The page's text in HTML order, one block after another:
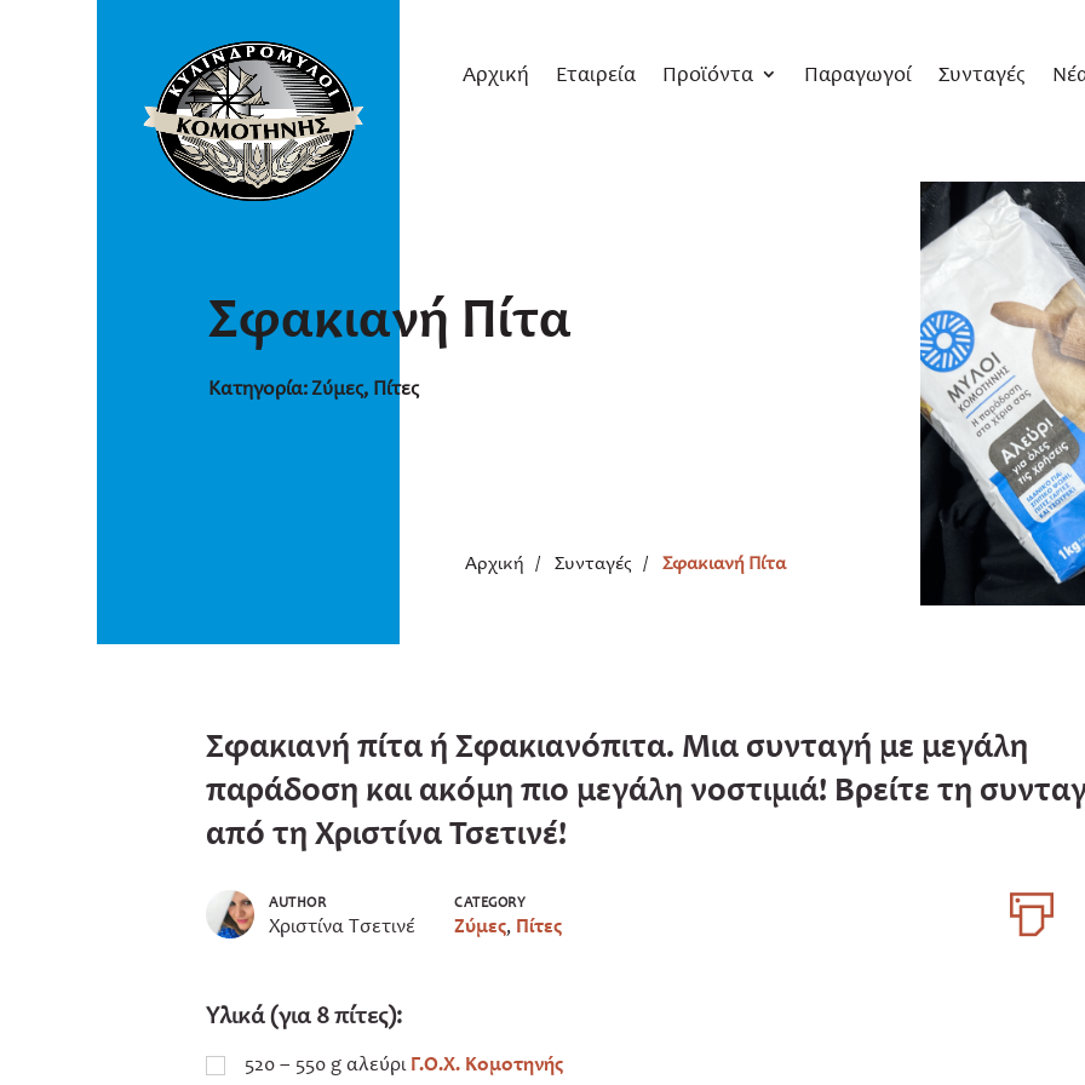
Αρχική Εταιρεία Προϊόντα Παραγωγοί Συνταγές
Σφακιανή Πίτα
Κατηγορία:Ζύμες, Πίτες
Αρχική /Συνταγές /Σφακιανή Πίτα
Σφακιανή πίτα ή Σφακιανόπιτα. Μια συνταγή με μεγάλη
παράδοση και ακόμη πιο μεγάλη νοστιμιά! Βρείτε τη
από τη Χριστίνα Τσετινέ!
AUTHOR
Χριστίνα Τσετινέ
CATEGORY
Ζύμες, Πίτες
Υλικά (για 8 πίτες):
520 – 550 g αλεύριΓ.Ο.Χ. Κομοτηνής